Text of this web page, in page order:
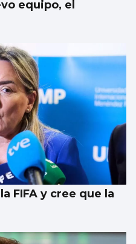
equipo, el
FIFA y cree que la